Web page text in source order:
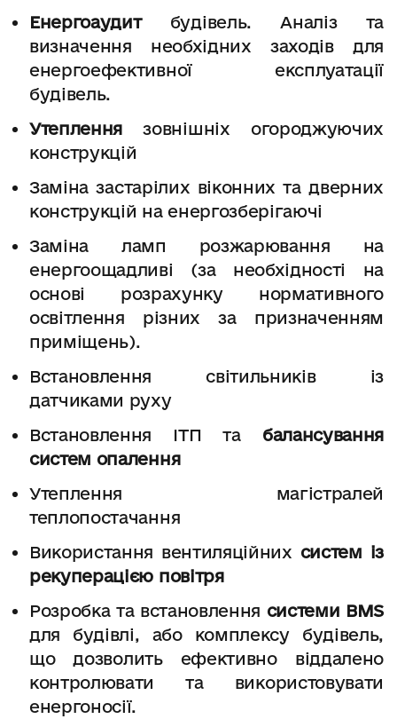
Енергоаудит будівель. Аналіз та
визначення необхідних заходів для
енергоефективної експлуатації
будівель.
Утеплення зовнішніх огороджуючих
конструкцій
Заміна застарілих віконних та дверних
конструкцій на енергозберігаючі
Заміна ламп розжарювання на
енергоощадливі (за необхідності на
основі розрахунку нормативного
освітлення різних за призначенням
приміщень).
Встановлення світильників із
датчиками руху
Встановлення ІТП та балансування
систем опалення
Утеплення магістралей
теплопостачання
Використання вентиляційних систем із
рекуперацією повітря
Розробка та встановлення системи BMS
для будівлі, або комплексу будівель,
що дозволить ефективно віддалено
контролювати та використовувати
енергоносії.